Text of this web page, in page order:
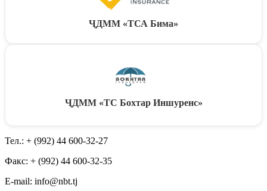
ҶДММ «ТСА Бима»
ҶДММ «ТС Бохтар Иншуренс»
Тел.: + (992) 44 600-32-27
Факс: + (992) 44 600-32-35
Е-mail: info@nbt.tj